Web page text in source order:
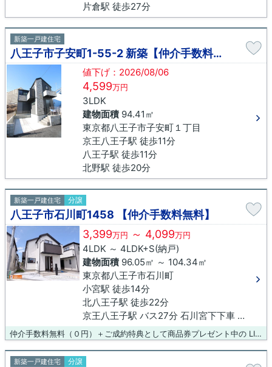
片倉駅 徒歩27分
新築一戸建住宅
八王子市子安町1-55-2 新築【仲介手数料無料】
値下げ：2026/08/06
4,599万円
3LDK
建物面積94.41㎡
東京都八王子市子安町１丁目
京王八王子駅 徒歩11分
八王子駅 徒歩11分
北野駅 徒歩20分
新築一戸建住宅 分譲
八王子市石川町1458 【仲介手数料無料】
3,399万円 ～ 4,099万円
4LDK ～ 4LDK+S(納戸)
建物面積96.05㎡ ～ 104.34㎡
東京都八王子市石川町
小宮駅 徒歩14分
北八王子駅 徒歩22分
京王八王子駅 バス27分 石川宮下下車 徒歩2分
仲介手数料無料（０円）＋ご成約特典として商品券プレゼント中の LIXIL不動産ショップ八王子住まいる不動産にお任せください！
新築一戸建住宅 分譲